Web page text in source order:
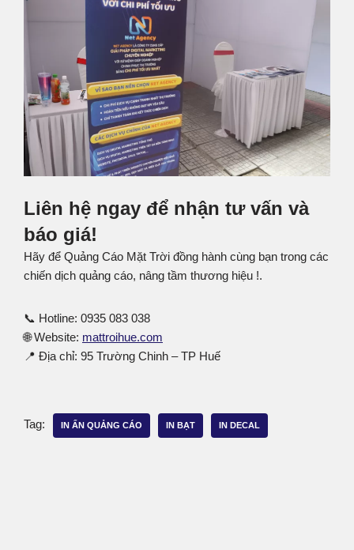
Liên hệ ngay để nhận tư vấn và
báo giá!
Hãy để Quảng Cáo Mặt Trời đồng hành cùng bạn trong các
chiến dịch quảng cáo, nâng tầm thương hiệu !.
📞 Hotline: 0935 083 038
🌐 Website: mattroihue.com
📍 Địa chỉ: 95 Trường Chinh – TP Huế
Tag: IN ẤN QUẢNG CÁO IN BẠT IN DECAL